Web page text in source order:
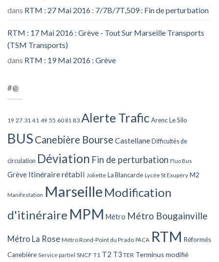
dans RTM : 27 Mai 2016 : 7/7B/7T,509 : Fin de perturbation
RTM : 17 Mai 2016 : Grève - Tout Sur Marseille Transports
(TSM Transports)
dans RTM : 19 Mai 2016 : Grève
#@
19 27 31 41 49 55 60 81 83 Alerte TraficArenc Le Silo
BUS Canebière Bourse Castellane Difficultés de
circulation Déviation Fin de perturbation Fluo Bus
Grève Itinéraire rétabli Joliette La Blancarde Lycée St Exupéry M2
Manifestation Marseille Modification
d'itinéraire MPM Métro Métro Bougainville
Métro La Rose Métro Rond-Point du Prado PACA RTM Réformés
Canebière Service partiel SNCF T1 T2 T3 TER Terminus modifié